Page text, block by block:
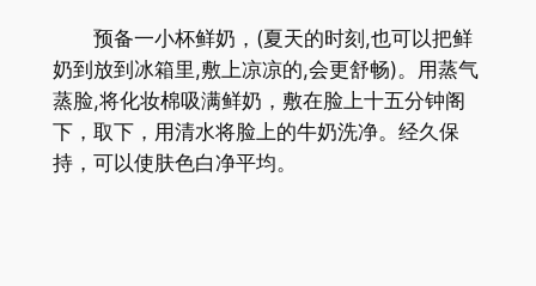
预备一小杯鲜奶，(夏天的时刻,也可以把鲜
奶到放到冰箱里,敷上凉凉的,会更舒畅)。用蒸气
蒸脸,将化妆棉吸满鲜奶，敷在脸上十五分钟阁
下，取下，用清水将脸上的牛奶洗净。经久保
持，可以使肤色白净平均。